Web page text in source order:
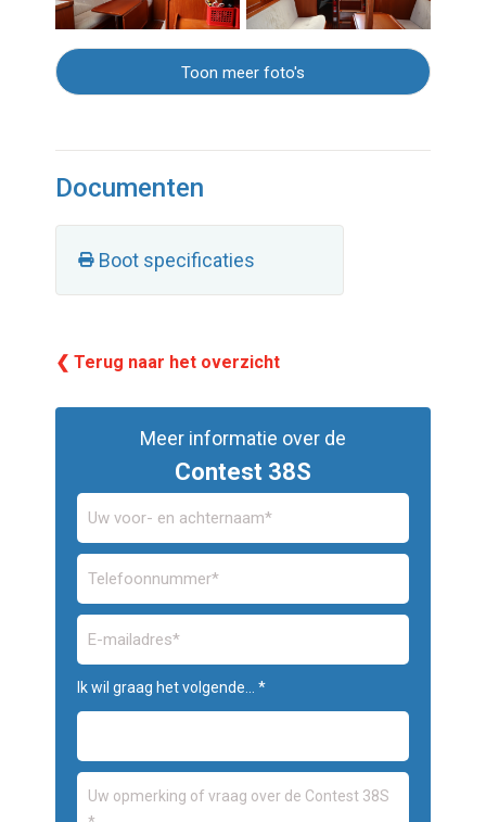
Toon meer foto's
Documenten
Boot specificaties
❮ Terug naar het overzicht
Meer informatie over de
Contest 38S
Ik wil graag het volgende... *